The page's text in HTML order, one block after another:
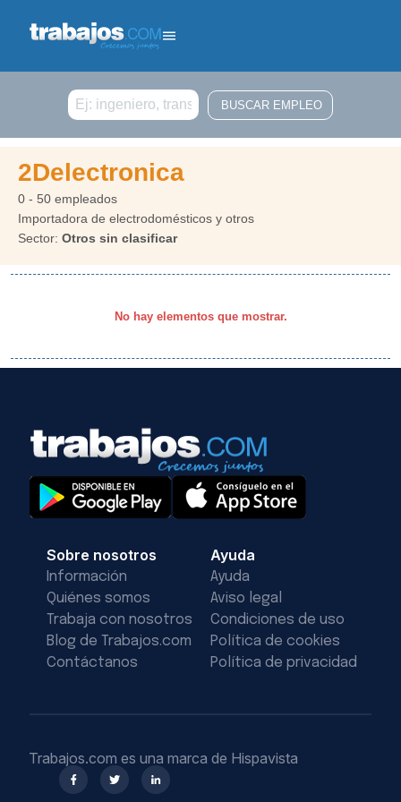
Buscar
2Delectronica
0 - 50 empleados
Importadora de electrodomésticos y otros
Sector: Otros sin clasificar
No hay elementos que mostrar.
Sobre nosotros
Información
Quiénes somos
Trabaja con nosotros
Blog de Trabajos.com
Contáctanos
Ayuda
Ayuda
Aviso legal
Condiciones de uso
Política de cookies
Política de privacidad
Trabajos.com es una marca de Hispavista